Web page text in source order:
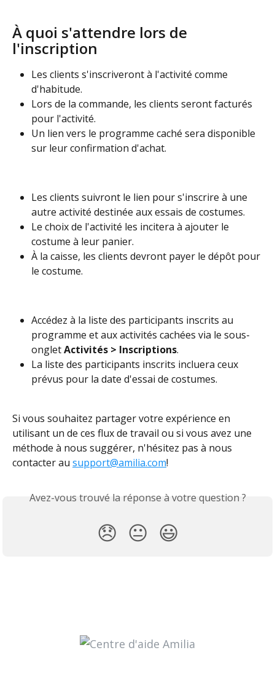
À quoi s'attendre lors de
l'inscription
Les clients s'inscriveront à l'activité comme
d'habitude.
Lors de la commande, les clients seront facturés
pour l'activité.
Un lien vers le programme caché sera disponible
sur leur confirmation d'achat.
Les clients suivront le lien pour s'inscrire à une
autre activité destinée aux essais de costumes.
Le choix de l'activité les incitera à ajouter le
costume à leur panier.
À la caisse, les clients devront payer le dépôt pour
le costume.
Accédez à la liste des participants inscrits au
programme et aux activités cachées via le sous-
onglet Activités > Inscriptions.
La liste des participants inscrits incluera ceux
prévus pour la date d'essai de costumes.
Si vous souhaitez partager votre expérience en
utilisant un de ces flux de travail ou si vous avez une
méthode à nous suggérer, n'hésitez pas à nous
contacter au support@amilia.com!
Avez-vous trouvé la réponse à votre question ?
😞 😐 😃